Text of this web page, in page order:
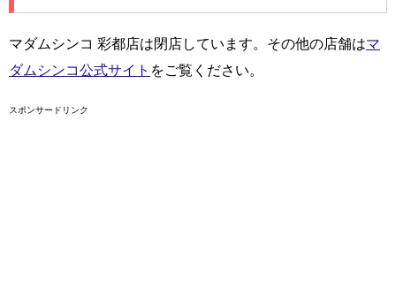
マダムシンコ 彩都店は閉店しています。その他の店舗はマ
ダムシンコ公式サイト をご覧ください。
スポンサードリンク